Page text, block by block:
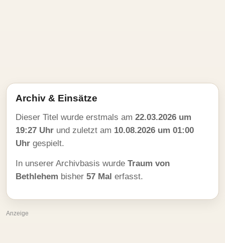
Archiv & Einsätze
Dieser Titel wurde erstmals am 22.03.2026 um
19:27 Uhr und zuletzt am 10.08.2026 um 01:00
Uhr gespielt.
In unserer Archivbasis wurde Traum von
Bethlehem bisher 57 Mal erfasst.
Anzeige